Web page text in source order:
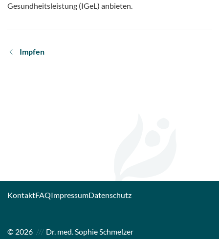
Gesundheitsleistung (IGeL) anbieten.
Impfen
KontaktFAQImpressumDatenschutz
© 2026 Dr. med. Sophie Schmelzer